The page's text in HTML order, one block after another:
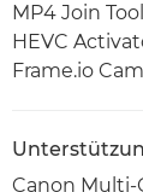
MP4 Join Tool
HEVC
Frame.io
Canon Multi-